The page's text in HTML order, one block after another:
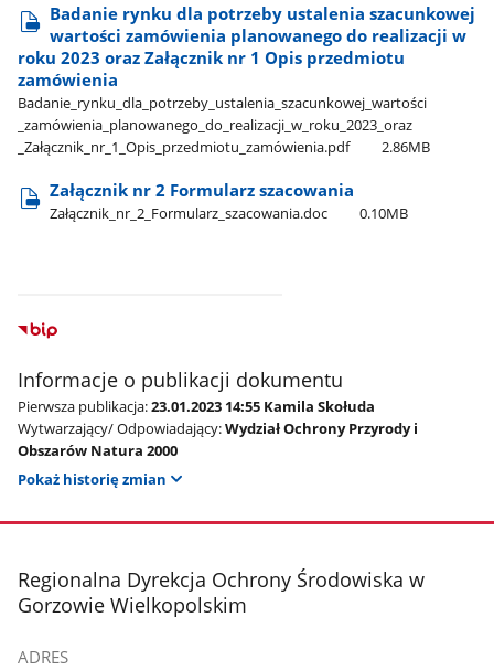
Badanie rynku dla potrzeby ustalenia szacunkowej
wartości zamówienia planowanego do realizacji w
roku 2023 oraz Załącznik nr 1 Opis przedmiotu
zamówienia
Badanie​_rynku​_dla​_potrzeby​_ustalenia​_szacunkowej​_wartości​
_zamówienia​_planowanego​_do​_realizacji​_w​_roku​_2023​_oraz​
_Załącznik​_nr​_1​_Opis​_przedmiotu​_zamówienia.pdf
2.86MB
Załącznik nr 2 Formularz szacowania
Załącznik​_nr​_2​_Formularz​_szacowania.doc 0.10MB
Informacje o publikacji dokumentu
Pierwsza publikacja:23.01.2023 14:55 Kamila Skołuda
Wytwarzający/ Odpowiadający:Wydział Ochrony Przyrody i
Obszarów Natura 2000
Pokaż historię zmian
stopka
Regionalna Dyrekcja Ochrony Środowiska w
Gorzowie Wielkopolskim
ADRES